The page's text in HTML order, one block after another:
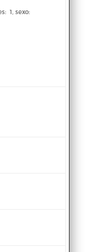
1, sexo: